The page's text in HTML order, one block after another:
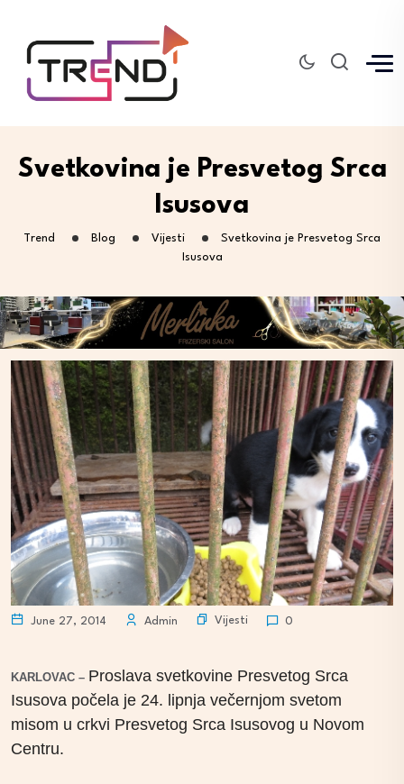
Svetkovina je Presvetog Srca
Isusova
Trend Blog Vijesti
Svetkovina je Presvetog Srca
Isusova
June 27, 2014 Admin Vijesti 0
KARLOVAC – Proslava svetkovine Presvetog Srca
Isusova počela je 24. lipnja večernjom svetom
misom u crkvi Presvetog Srca Isusovog u Novom
Centru.